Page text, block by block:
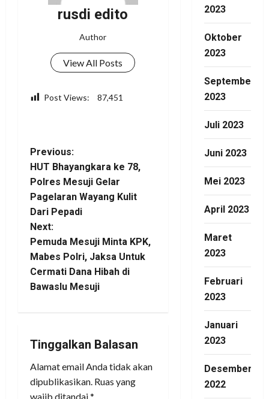
rusdi edito
Author
View All Posts
Post Views: 87,451
P
o
s
t
n
a
a
Previous:
HUT Bhayangkara ke 78,
Polres Mesuji Gelar
Pagelaran Wayang Kulit
Dari Pepadi
Next:
Pemuda Mesuji Minta KPK,
Mabes Polri, Jaksa Untuk
Cermati Dana Hibah di
Bawaslu Mesuji
Tinggalkan Balasan
Alamat email Anda tidak akan
dipublikasikan. Ruas yang
wajib ditandai*
2023
Oktober
2023
September
2023
Juli 2023
Juni 2023
Mei 2023
April 2023
Maret
2023
Februari
2023
Januari
2023
Desember
2022